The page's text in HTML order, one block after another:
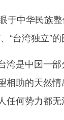
华民族整
“台湾独立”
是中国一部
相助的天然
任何势力都